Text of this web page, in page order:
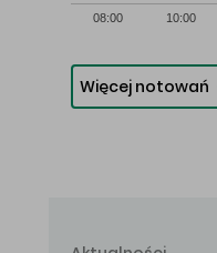
08:00 10:00
Więcej notowań